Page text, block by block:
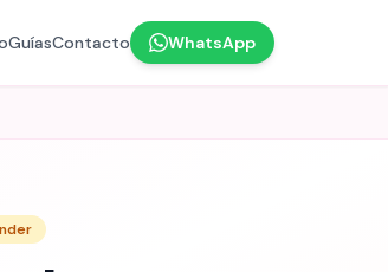
GuíasContacto WhatsApp